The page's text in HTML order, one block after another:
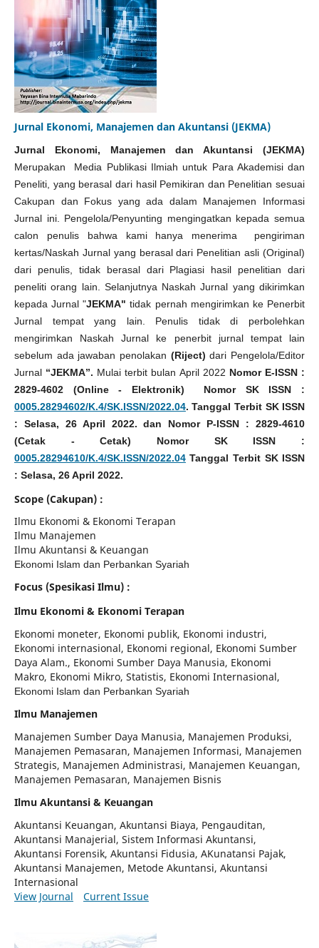
Jurnal Ekonomi, Manajemen dan Akuntansi (JEKMA)
Jurnal Ekonomi, Manajemen dan Akuntansi (JEKMA)
Merupakan Media Publikasi Ilmiah untuk Para Akademisi dan
Peneliti, yang berasal dari hasil Pemikiran dan Penelitian sesuai
Cakupan dan Fokus yang ada dalam Manajemen Informasi
Jurnal ini. Pengelola/Penyunting mengingatkan kepada semua
calon penulis bahwa kami hanya menerima pengiriman
kertas/Naskah Jurnal yang berasal dari Penelitian asli (Original)
dari penulis, tidak berasal dari Plagiasi hasil penelitian dari
peneliti orang lain. Selanjutnya Naskah Jurnal yang dikirimkan
kepada Jurnal "JEKMA" tidak pernah mengirimkan ke Penerbit
Jurnal tempat yang lain. Penulis tidak di perbolehkan
mengirimkan Naskah Jurnal ke penerbit jurnal tempat lain
sebelum ada jawaban penolakan (Riject) dari Pengelola/Editor
Jurnal “JEKMA”. Mulai terbit bulan April 2022 Nomor E-ISSN :
2829-4602 (Online - Elektronik) Nomor SK ISSN :
0005.28294602/K.4/SK.ISSN/2022.04. Tanggal Terbit SK ISSN
: Selasa, 26 April 2022. dan Nomor P-ISSN : 2829-4610
(Cetak - Cetak) Nomor SK ISSN :
0005.28294610/K.4/SK.ISSN/2022.04Tanggal Terbit SK ISSN
: Selasa, 26 April 2022.
Scope (Cakupan) :
Ilmu Ekonomi & Ekonomi Terapan
Ilmu Manajemen
Ilmu Akuntansi & Keuangan
Ekonomi Islam dan Perbankan Syariah
Focus (Spesikasi Ilmu) :
Ilmu Ekonomi & Ekonomi Terapan
Ekonomi moneter, Ekonomi publik, Ekonomi industri,
Ekonomi internasional, Ekonomi regional, Ekonomi Sumber
Daya Alam., Ekonomi Sumber Daya Manusia, Ekonomi
Makro, Ekonomi Mikro, Statistis, Ekonomi Internasional,
Ekonomi Islam dan Perbankan Syariah
Ilmu Manajemen
Manajemen Sumber Daya Manusia, Manajemen Produksi,
Manajemen Pemasaran, Manajemen Informasi, Manajemen
Strategis, Manajemen Administrasi, Manajemen Keuangan,
Manajemen Pemasaran, Manajemen Bisnis
Ilmu Akuntansi & Keuangan
Akuntansi Keuangan, Akuntansi Biaya, Pengauditan,
Akuntansi Manajerial, Sistem Informasi Akuntansi,
Akuntansi Forensik, Akuntansi Fidusia, AKunatansi Pajak,
Akuntansi Manajemen, Metode Akuntansi, Akuntansi
Internasional
View Journal
Current Issue